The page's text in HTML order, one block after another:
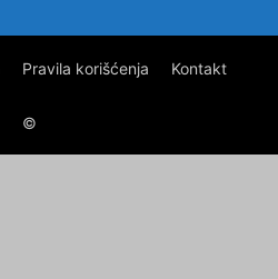
Pravila korišćenja Kontakt
©